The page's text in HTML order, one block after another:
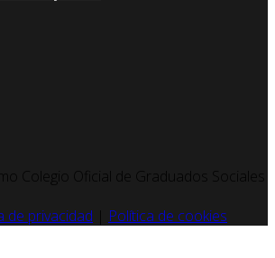
Colegio Oficial de Graduados Sociales
de privacidad
Política de cookies